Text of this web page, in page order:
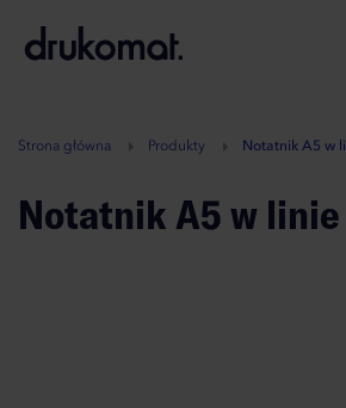
A
Strona główna Produkty Notatnik A5 w
Notatnik A5 w